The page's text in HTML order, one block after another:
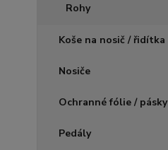
Rohy
Koše na nosič / řidítka
Nosiče
Ochranné fólie / pásky
Pedály